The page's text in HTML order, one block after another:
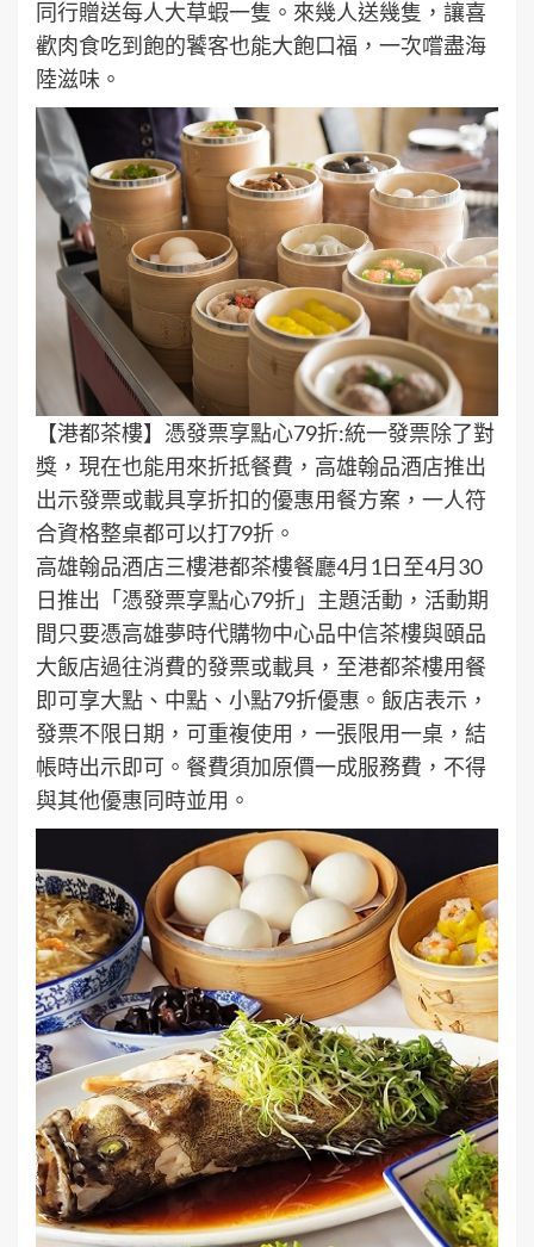
同行贈送每人大草蝦一隻。來幾人送幾隻，讓喜
歡肉食吃到飽的饕客也能大飽口福，一次嚐盡海
陸滋味。
【港都茶樓】憑發票享點心79折:統一發票除了對
獎，現在也能用來折抵餐費，高雄翰品酒店推出
出示發票或載具享折扣的優惠用餐方案，一人符
合資格整桌都可以打79折。
高雄翰品酒店三樓港都茶樓餐廳4月1日至4月30
日推出「憑發票享點心79折」主題活動，活動期
間只要憑高雄夢時代購物中心品中信茶樓與頤品
大飯店過往消費的發票或載具，至港都茶樓用餐
即可享大點、中點、小點79折優惠。飯店表示，
發票不限日期，可重複使用，一張限用一桌，結
帳時出示即可。餐費須加原價一成服務費，不得
與其他優惠同時並用。